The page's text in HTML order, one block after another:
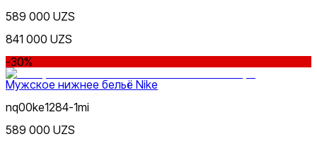
589 000 UZS
841 000 UZS
-30%
Мужское нижнее бельё Nike
nq00ke1284-1mi
589 000 UZS